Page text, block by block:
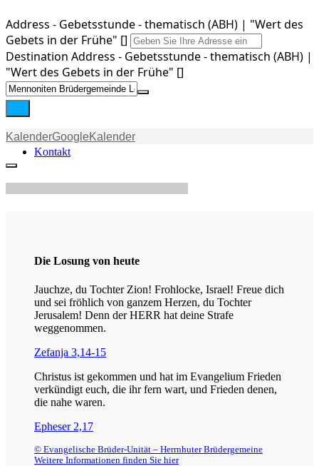
Fotos
Stream
Kontakt
Address - Gebetsstunde - thematisch (ABH) | "Wert des
Gebets in der Frühe" []
Destination Address - Gebetsstunde - thematisch (ABH) |
"Wert des Gebets in der Frühe" []
KalenderGoogleKalender
Die Losung von heute
Jauchze, du Tochter Zion! Frohlocke, Israel! Freue dich
und sei fröhlich von ganzem Herzen, du Tochter
Jerusalem! Denn der HERR hat deine Strafe
weggenommen.
Zefanja 3,14-15
Christus ist gekommen und hat im Evangelium Frieden
verkündigt euch, die ihr fern wart, und Frieden denen,
die nahe waren.
Epheser 2,17
© Evangelische Brüder-Unität – Herrnhuter Brüdergemeine
Weitere Informationen finden Sie hier